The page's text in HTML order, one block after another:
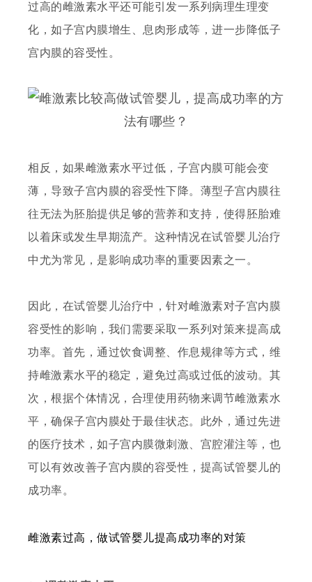
过高的雌激素水平还可能引发一系列病理生理变
化，如子宫内膜增生、息肉形成等，进一步降低子
宫内膜的容受性。
相反，如果雌激素水平过低，子宫内膜可能会变
薄，导致子宫内膜的容受性下降。薄型子宫内膜往
往无法为胚胎提供足够的营养和支持，使得胚胎难
以着床或发生早期流产。这种情况在试管婴儿治疗
中尤为常见，是影响成功率的重要因素之一。
因此，在试管婴儿治疗中，针对雌激素对子宫内膜
容受性的影响，我们需要采取一系列对策来提高成
功率。首先，通过饮食调整、作息规律等方式，维
持雌激素水平的稳定，避免过高或过低的波动。其
次，根据个体情况，合理使用药物来调节雌激素水
平，确保子宫内膜处于最佳状态。此外，通过先进
的医疗技术，如子宫内膜微刺激、宫腔灌注等，也
可以有效改善子宫内膜的容受性，提高试管婴儿的
成功率。
雌激素过高， 做试管婴儿提高成功率的对策